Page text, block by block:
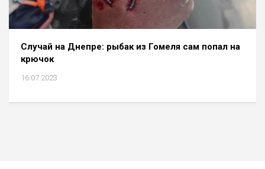
Cлучай на Днепре: рыбак из Гомеля сам попал на
крючок
16.07.2023